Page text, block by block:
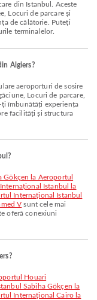
din Istanbul. Aceste
Locuri de parcare și
de călătorie. Puteți
terminalelor.
Algiers?
aeroporturi de sosire
Locuri de parcare,
îmbunătăți experiența
facilități și structura
Istanbul la
Internațional Istanbul
V sunt cele mai
oferă conexiuni
Sabiha Gökçen la
Internațional Cairo la